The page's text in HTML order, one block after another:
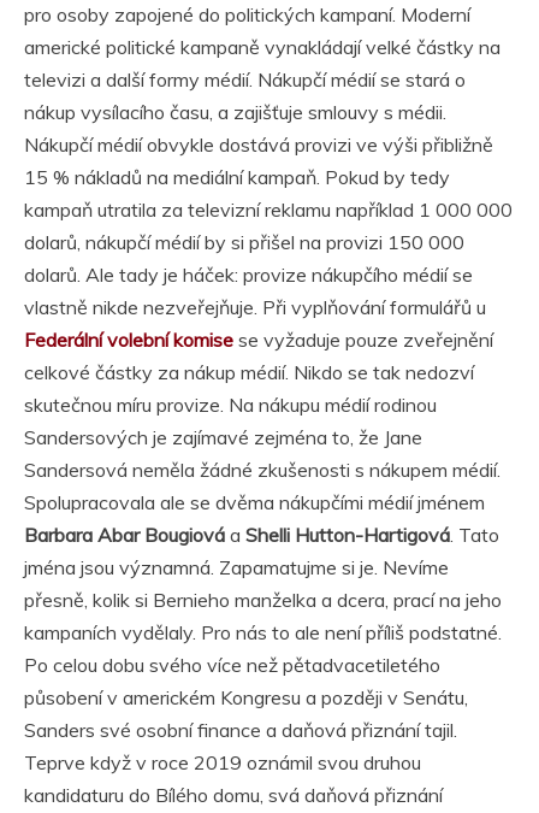
pro osoby zapojené do politických kampaní. Moderní
americké politické kampaně vynakládají velké částky na
televizi a další formy médií. Nákupčí médií se stará o
nákup vysílacího času, a zajišťuje smlouvy s médii.
Nákupčí médií obvykle dostává provizi ve výši přibližně
15 % nákladů na mediální kampaň. Pokud by tedy
kampaň utratila za televizní reklamu například 1 000 000
dolarů, nákupčí médií by si přišel na provizi 150 000
dolarů. Ale tady je háček: provize nákupčího médií se
vlastně nikde nezveřejňuje. Při vyplňování formulářů u
Federální volební komise se vyžaduje pouze zveřejnění
celkové částky za nákup médií. Nikdo se tak nedozví
skutečnou míru provize. Na nákupu médií rodinou
Sandersových je zajímavé zejména to, že Jane
Sandersová neměla žádné zkušenosti s nákupem médií.
Spolupracovala ale se dvěma nákupčími médií jménem
Barbara Abar Bougiová a Shelli Hutton-Hartigová . Tato
jména jsou významná. Zapamatujme si je. Nevíme
přesně, kolik si Bernieho manželka a dcera, prací na jeho
kampaních vydělaly. Pro nás to ale není příliš podstatné.
Po celou dobu svého více než pětadvacetiletého
působení v americkém Kongresu a později v Senátu,
Sanders své osobní finance a daňová přiznání tajil.
Teprve když v roce 2019 oznámil svou druhou
kandidaturu do Bílého domu, svá daňová přiznání